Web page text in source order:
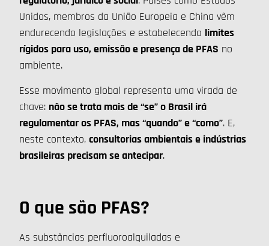
Unidos, membros da União Europeia e China vêm
endurecendo legislações e estabelecendo limites
rígidos para uso, emissão e presença de PFAS no
ambiente.
Esse movimento global representa uma virada de
chave: não se trata mais de “se” o Brasil irá
regulamentar os PFAS, mas “quando” e “como”. E,
neste contexto,consultorias ambientais e indústrias
brasileiras precisam se antecipar.
O que são PFAS?
As substâncias perfluoroalquiladas e